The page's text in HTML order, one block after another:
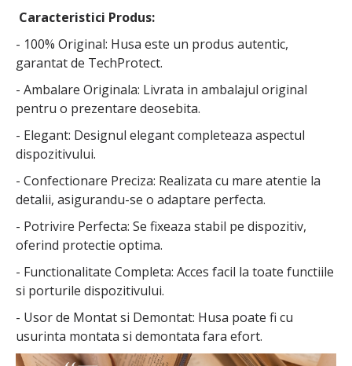
Caracteristici Produs:
- 100% Original: Husa este un produs autentic,
garantat de TechProtect.
- Ambalare Originala: Livrata in ambalajul original
pentru o prezentare deosebita.
- Elegant: Designul elegant completeaza aspectul
dispozitivului.
- Confectionare Preciza: Realizata cu mare atentie la
detalii, asigurandu-se o adaptare perfecta.
- Potrivire Perfecta: Se fixeaza stabil pe dispozitiv,
oferind protectie optima.
- Functionalitate Completa: Acces facil la toate functiile
si porturile dispozitivului.
- Usor de Montat si Demontat: Husa poate fi cu
usurinta montata si demontata fara efort.